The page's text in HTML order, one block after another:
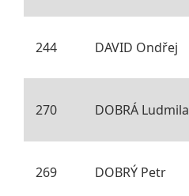
244 DAVID Ondřej
270 DOBRÁ Ludmila
269 DOBRÝ Petr